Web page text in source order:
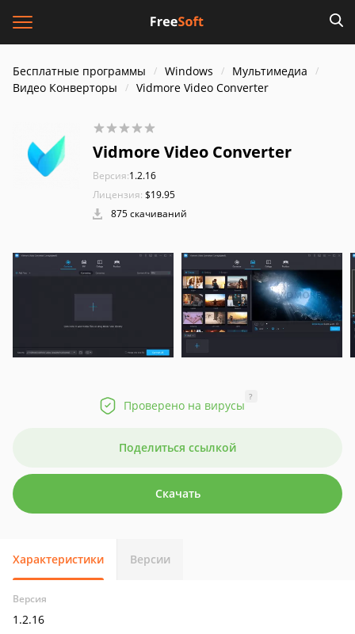
Бесплатные программы Windows
Мультимедиа
Видео Конверторы
Vidmore Video Converter
Vidmore Video Converter
Версия:1.2.16
Лицензия: $19.95
875 скачиваний
Проверено на вирусы
?
Поделиться ссылкой
Скачать
Характеристики Версии
Версия
1.2.16